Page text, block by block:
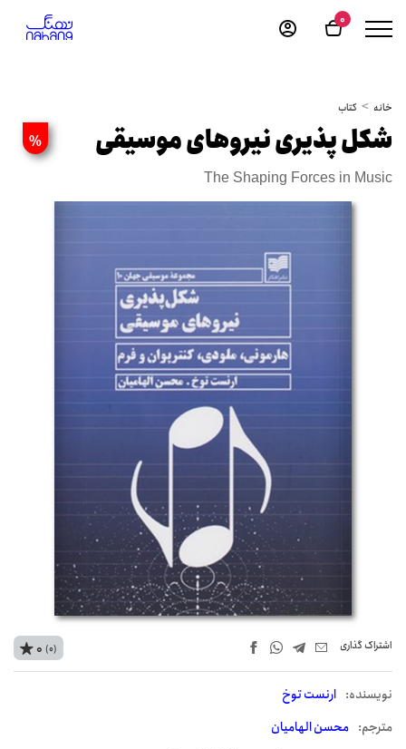
0
خانه کتاب
% شکل پذیری نیروهای موسیقی
The Shaping Forces in Music
اشتراک‌ گذاری
نويسنده: ارنست توخ
مترجم: محسن الهامیان
0 (0)